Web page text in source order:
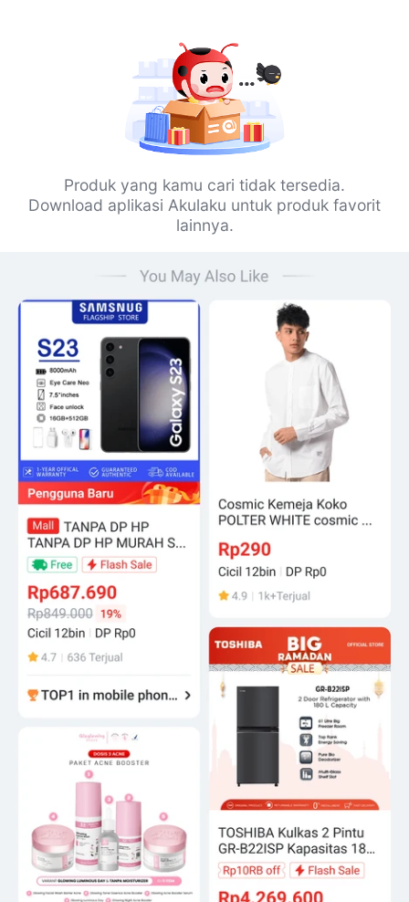
Produk yang kamu cari tidak tersedia.
Download aplikasi Akulaku untuk produk favorit
lainnya.